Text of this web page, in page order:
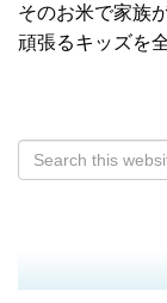
そのお米で家族
頑張るキッズを